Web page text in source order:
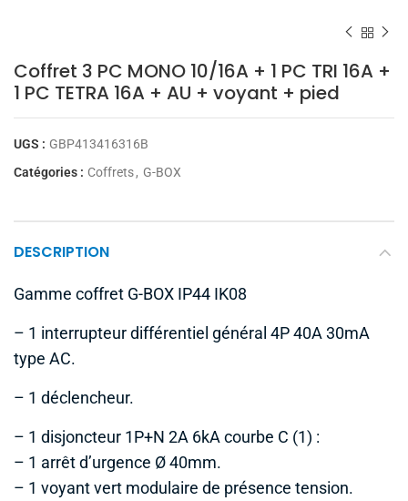
Coffret 3 PC MONO 10/16A + 1 PC TRI 16A +
1 PC TETRA 16A + AU + voyant + pied
UGS : GBP413416316B
Catégories : Coffrets, G-BOX
DESCRIPTION
Gamme coffret G-BOX IP44 IK08
– 1 interrupteur différentiel général 4P 40A 30mA
type AC.
– 1 déclencheur.
– 1 disjoncteur 1P+N 2A 6kA courbe C (1) :
– 1 arrêt d’urgence Ø 40mm.
– 1 voyant vert modulaire de présence tension.